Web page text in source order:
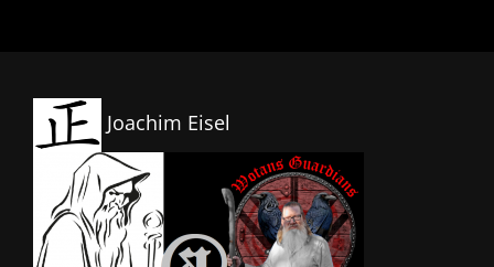
Joachim Eisel